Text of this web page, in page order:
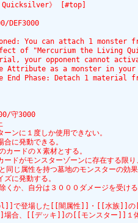
》 [#top]
DEF3000
You can attach 1
of "Mercurium the Living
your opponent cannot
Attribute as a monster in your
Phase: Detach 1 material
守3000
ンに１度しか使用できない。
に発動できる。
カードのＸ素材とする。
ドがモンスターゾーンに存在する限り
同じ属性を持つ墓地のモンスターの効
に発動する。
くか、自分は３０００ダメージを受け
登場した[[闇属性]]・[[水族]]の[[
場合、[[デッキ]]の[[モンスター]]